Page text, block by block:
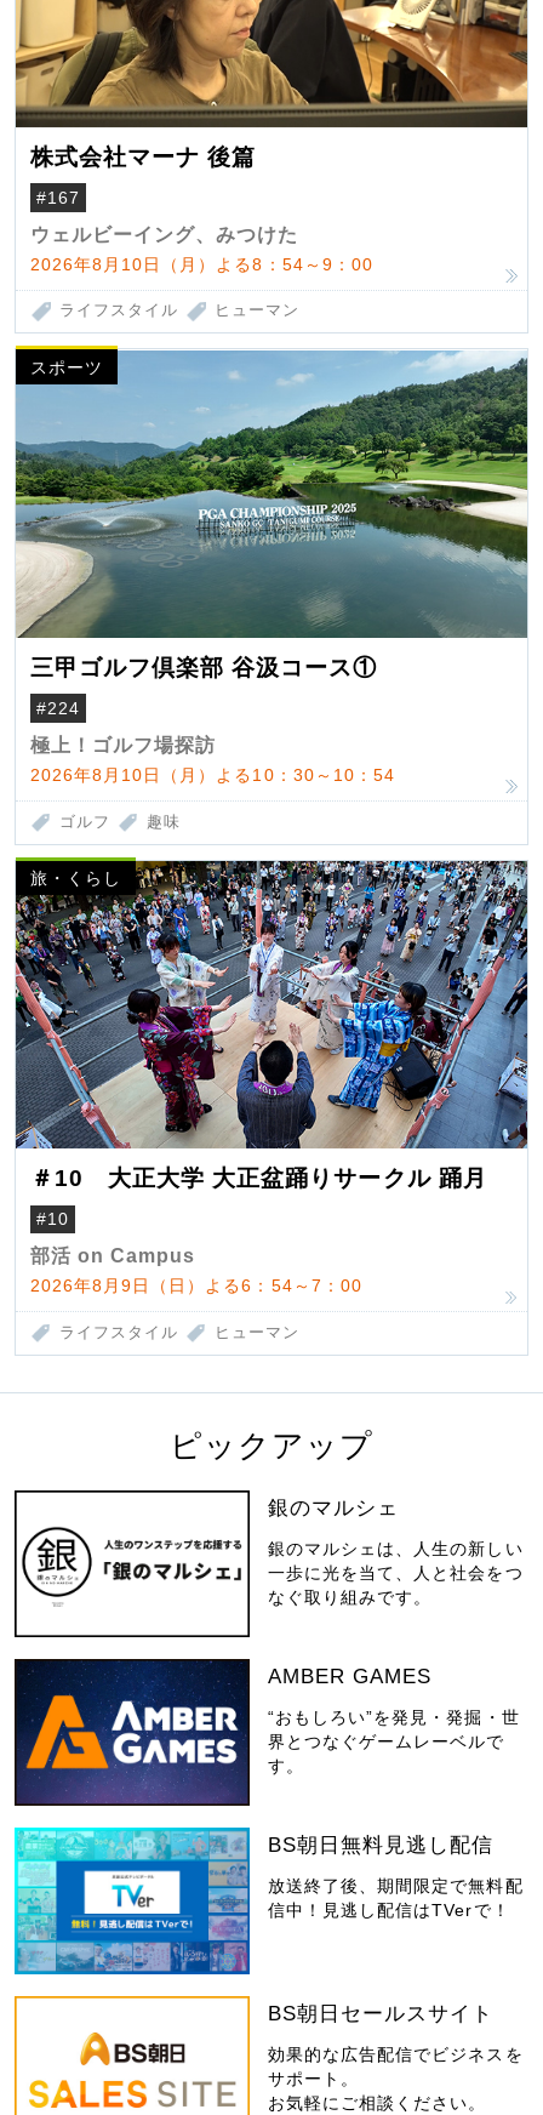
株式会社マーナ 後篇
#167
ウェルビーイング、みつけた
2026年8月10日（月）よる8：54～9：00
ライフスタイル ヒューマン
スポーツ
三甲ゴルフ倶楽部 谷汲コース①
#224
極上！ゴルフ場探訪
2026年8月10日（月）よる10：30～10：54
ゴルフ 趣味
旅・くらし
＃10 大正大学 大正盆踊りサークル 踊月
#10
部活 on Campus
2026年8月9日（日）よる6：54～7：00
ライフスタイル ヒューマン
ピックアップ
銀のマルシェ
銀のマルシェは、人生の新しい
一歩に光を当て、人と社会をつ
なぐ取り組みです。
AMBER GAMES
“おもしろい”を発見・発掘・世
界とつなぐゲームレーベルで
す。
BS朝日無料見逃し配信
放送終了後、期間限定で無料配
信中！見逃し配信はTVerで！
BS朝日セールスサイト
効果的な広告配信でビジネスを
サポート。
お気軽にご相談ください。